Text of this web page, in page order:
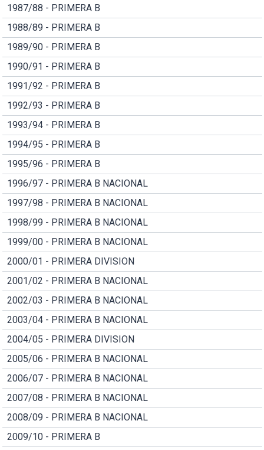
1987/88 - PRIMERA B
1988/89 - PRIMERA B
1989/90 - PRIMERA B
1990/91 - PRIMERA B
1991/92 - PRIMERA B
1992/93 - PRIMERA B
1993/94 - PRIMERA B
1994/95 - PRIMERA B
1995/96 - PRIMERA B
1996/97 - PRIMERA B NACIONAL
1997/98 - PRIMERA B NACIONAL
1998/99 - PRIMERA B NACIONAL
1999/00 - PRIMERA B NACIONAL
2000/01 - PRIMERA DIVISION
2001/02 - PRIMERA B NACIONAL
2002/03 - PRIMERA B NACIONAL
2003/04 - PRIMERA B NACIONAL
2004/05 - PRIMERA DIVISION
2005/06 - PRIMERA B NACIONAL
2006/07 - PRIMERA B NACIONAL
2007/08 - PRIMERA B NACIONAL
2008/09 - PRIMERA B NACIONAL
2009/10 - PRIMERA B